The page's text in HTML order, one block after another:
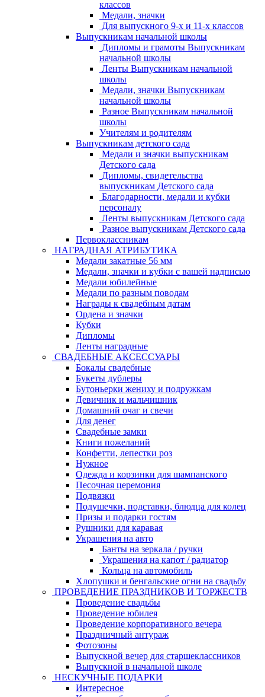
классов
Медали, значки
Для выпускного 9-х и 11-х классов
Выпускникам начальной школы
Дипломы и грамоты Выпускникам
начальной школы
Ленты Выпускникам начальной
школы
Медали, значки Выпускникам
начальной школы
Разное Выпускникам начальной
школы
Учителям и родителям
Выпускникам детского сада
Медали и значки выпускникам
Детского сада
Дипломы, свидетельства
выпускникам Детского сада
Благодарности, медали и кубки
персоналу
Ленты выпускникам Детского сада
Разное выпускникам Детского сада
Первоклассникам
НАГРАДНАЯ АТРИБУТИКА
Медали закатные 56 мм
Медали, значки и кубки с вашей надписью
Медали юбилейные
Медали по разным поводам
Награды к свадебным датам
Ордена и значки
Кубки
Дипломы
Ленты наградные
СВАДЕБНЫЕ АКСЕССУАРЫ
Бокалы свадебные
Букеты дублеры
Бутоньерки жениху и подружкам
Девичник и мальчишник
Домашний очаг и свечи
Для денег
Свадебные замки
Книги пожеланий
Конфетти, лепестки роз
Нужное
Одежда и корзинки для шампанского
Песочная церемония
Подвязки
Подушечки, подставки, блюдца для колец
Призы и подарки гостям
Рушники для каравая
Украшения на авто
Банты на зеркала / ручки
Украшения на капот / радиатор
Кольца на автомобиль
Хлопушки и бенгальские огни на свадьбу
ПРОВЕДЕНИЕ ПРАЗДНИКОВ И ТОРЖЕСТВ
Проведение свадьбы
Проведение юбилея
Проведение корпоративного вечера
Праздничный антураж
Фотозоны
Выпускной вечер для старшеклассников
Выпускной в начальной школе
НЕСКУЧНЫЕ ПОДАРКИ
Интересное